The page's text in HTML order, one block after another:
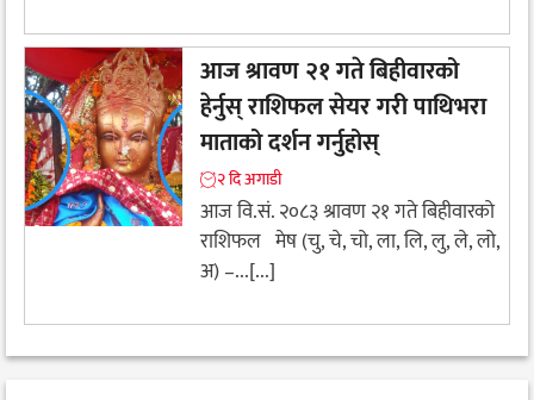
आज श्रावण २१ गते बिहीवारको
हेर्नुस् राशिफल सेयर गरी पाथिभरा
माताको दर्शन गर्नुहोस्
२ दि अगाडी
आज वि.सं. २०८३ श्रावण २१ गते बिहीवारको
राशिफल मेष (चु, चे, चो, ला, लि, लु, ले, लो,
अ) –...[...]